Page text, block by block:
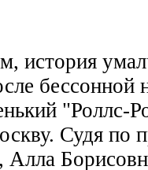
история
бессонной
Судя по